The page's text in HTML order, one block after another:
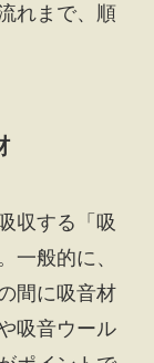
れまで、順
収する「吸
一般的に、
間に吸音材
吸音ウール